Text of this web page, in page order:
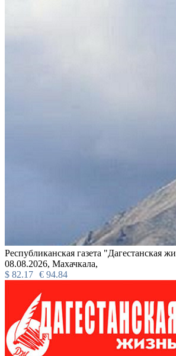
Республиканская газета "Дагестанская
08.08.2026, Махачкала,
$ 82.17 € 94.84